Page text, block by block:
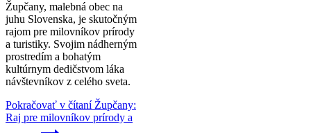
Župčany, malebná obec na
juhu Slovenska, je skutočným
rajom pre milovníkov prírody
a turistiky. Svojim nádherným
prostredím a bohatým
kultúrnym dedičstvom láka
návštevníkov z celého sveta.
Pokračovať v čítaníŽupčany:
Raj pre milovníkov prírody a